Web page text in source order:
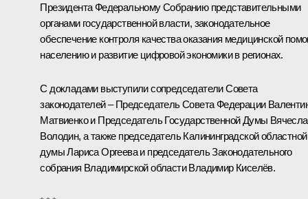
Президента Федеральному Собранию представительными
органами государственной власти, законодательное
обеспечение контроля качества оказания медицинской
населению и развитие цифровой экономики в регионах.
С докладами выступили сопредседатели Совета
законодателей – Председатель Совета Федерации
Матвиенкои Председатель Государственной Думы
Володин, а также председатель Калининградской областной
думы Лариса Оргеева и председатель Законодательного
собрания Владимирской области Владимир Киселёв.